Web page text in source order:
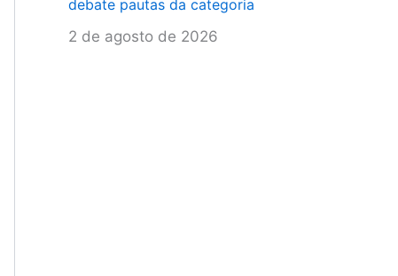
debate pautas da categoria
2 de agosto de 2026